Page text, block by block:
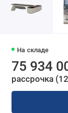
На складе
75 934
рассрочка